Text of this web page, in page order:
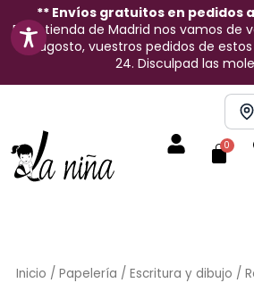
contenido
** Envíos gratuitos en pedidos
En la tienda de Madrid nos vamos de
de agosto, vuestros pedidos de
24. Disculpad las
0
Inicio / Papelería / Escritura y dibujo /